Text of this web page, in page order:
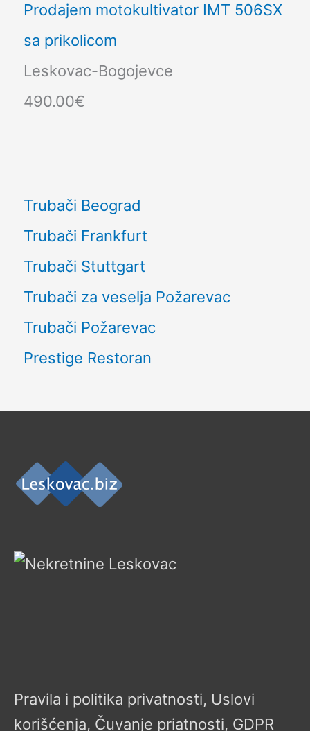
Prodajem motokultivator IMT 506SX
sa prikolicom
Leskovac-Bogojevce
490.00€
Trubači Beograd
Trubači Frankfurt
Trubači Stuttgart
Trubači za veselja Požarevac
Trubači Požarevac
Prestige Restoran
Pravila i politika privatnosti, Uslovi
korišćenja, Čuvanje priatnosti, GDPR